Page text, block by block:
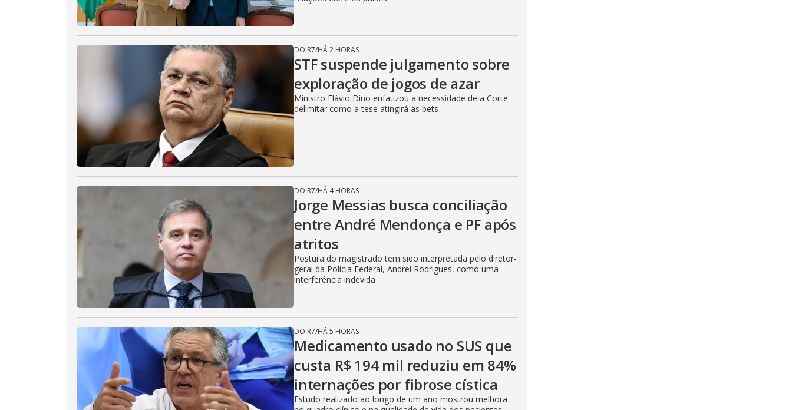
DO R7/HÁ 2 HORAS
STF suspende julgamento sobre
exploração de jogos de azar
Ministro Flávio Dino enfatizou a necessidade de a Corte
delimitar como a tese atingirá as bets
DO R7/HÁ 4 HORAS
Jorge Messias busca conciliação
entre André Mendonça e PF após
atritos
Postura do magistrado tem sido interpretada pelo diretor-
geral da Polícia Federal, Andrei Rodrigues, como uma
interferência indevida
DO R7/HÁ 5 HORAS
Medicamento usado no SUS que
custa R$ 194 mil reduziu em 84%
internações por fibrose cística
Estudo realizado ao longo de um ano mostrou melhora